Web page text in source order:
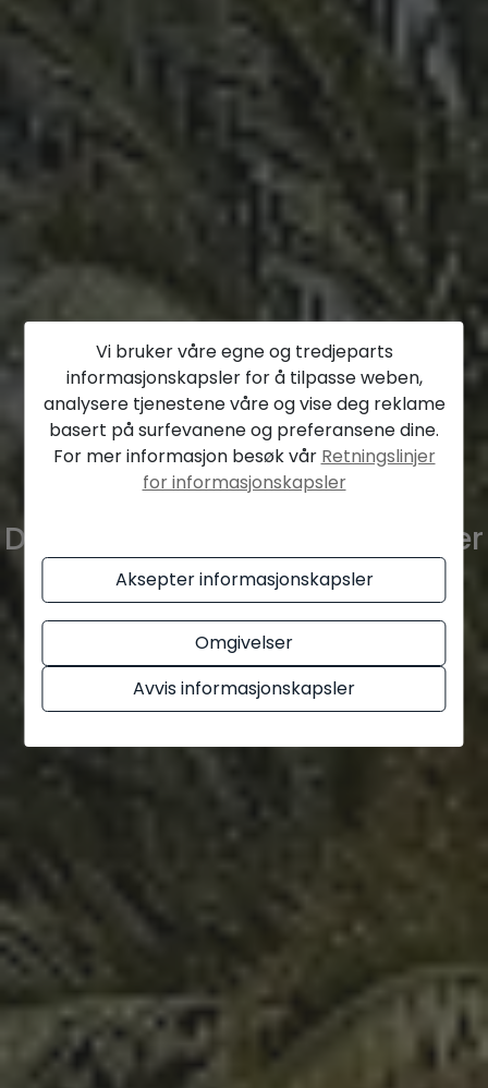
Din pålitelige eiendomsmegler
på Costa Blanca
Se mer
Vi bruker våre egne og tredjeparts
informasjonskapsler for å tilpasse weben,
analysere tjenestene våre og vise deg reklame
basert på surfevanene og preferansene dine.
For mer informasjon besøk vår Retningslinjer
for informasjonskapsler
Aksepter informasjonskapsler
Omgivelser
Avvis informasjonskapsler